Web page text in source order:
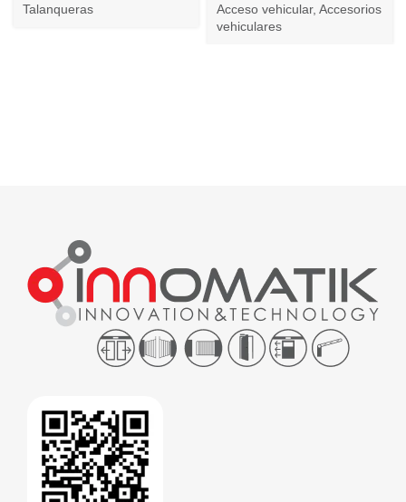
Talanqueras
Acceso vehicular, Accesorios
vehiculares